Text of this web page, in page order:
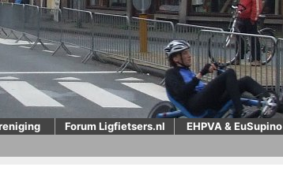
Forum Ligfietsers.nl EHPVA & EuSupino